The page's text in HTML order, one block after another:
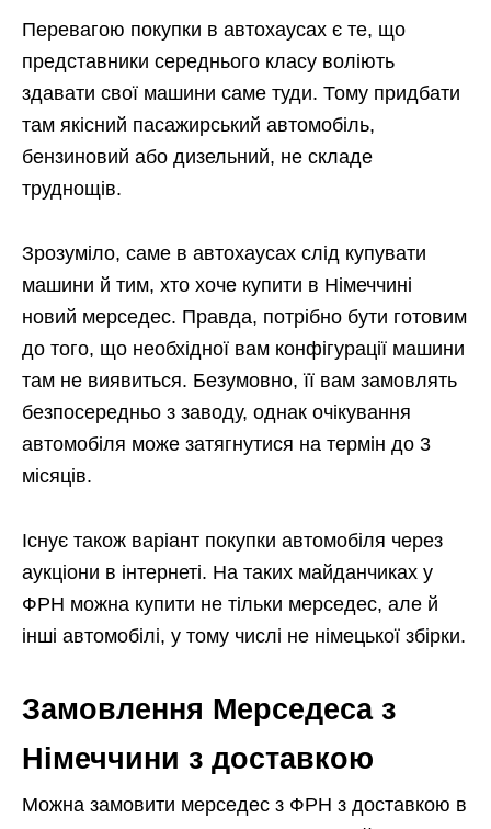
Перевагою покупки в автохаусах є те, що
представники середнього класу воліють
здавати свої машини саме туди. Тому придбати
там якісний пасажирський автомобіль,
бензиновий або дизельний, не складе
труднощів.
Зрозуміло, саме в автохаусах слід купувати
машини й тим, хто хоче купити в Німеччині
новий мерседес. Правда, потрібно бути готовим
до того, що необхідної вам конфігурації машини
там не виявиться. Безумовно, її вам замовлять
безпосередньо з заводу, однак очікування
автомобіля може затягнутися на термін до 3
місяців.
Існує також варіант покупки автомобіля через
аукціони в інтернеті. На таких майданчиках у
ФРН можна купити не тільки мерседес, але й
інші автомобілі, у тому числі не німецької збірки.
Замовлення Мерседеса з
Німеччини з доставкою
Можна замовити мерседес з ФРН з доставкою в